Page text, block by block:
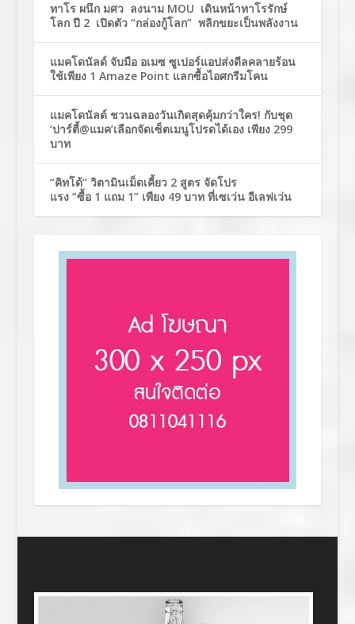
ทาโร ผนึก มศว ลงนาม MOU เดินหน้าทาโรรักษ์
โลก ปี 2 เปิดตัว “กล่องกู้โลก” พลิกขยะเป็นพลังงาน
แมคโดนัลด์ จับมือ อเมซ ซูเปอร์แอปส่งดีลคลายร้อน
ใช้เพียง 1 Amaze Point แลกซื้อไอศกรีมโคน
แมคโดนัลด์ ชวนฉลองวันเกิดสุดคุ้มกว่าใคร! กับชุด
‘ปาร์ตี้@แมค’เลือกจัดเซ็ตเมนูโปรดได้เอง เพียง 299
บาท
“คิทโด้” วิตามินเม็ดเคี้ยว 2 สูตร จัดโปร
แรง “ซื้อ 1 แถม 1” เพียง 49 บาท ที่เซเว่น อีเลฟเว่น